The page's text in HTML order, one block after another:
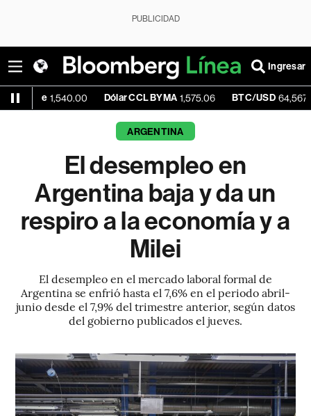
PUBLICIDAD
Ingresar
1,540.00 Dólar CCL BYMA 1,575.06 BTC/USD 64,567.79 -
ARGENTINA
El desempleo en
Argentina baja y da un
respiro a la economía y a
Milei
El desempleo en el mercado laboral formal de
Argentina se enfrió hasta el 7,6% en el periodo abril-
junio desde el 7,9% del trimestre anterior, según datos
del gobierno publicados el jueves.